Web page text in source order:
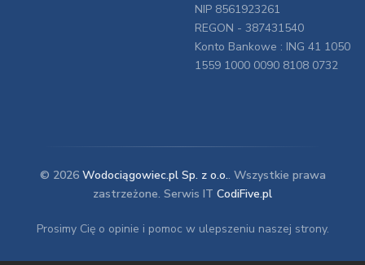
NIP 8561923261
REGON - 387431540
Konto Bankowe : ING 41 1050
1559 1000 0090 8108 0732
© 2026 Wodociągowiec.pl Sp. z o.o.. Wszystkie prawa
zastrzeżone. Serwis IT CodiFive.pl
Prosimy Cię o opinie i pomoc w ulepszeniu naszej strony.